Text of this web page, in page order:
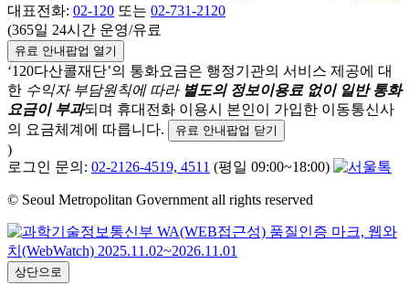
대표전화: 02-120 또는 02-731-2120
(365일 24시간 운영/유료
유료 안내팝업 열기
‘120다산콜재단’의 통화요금은 행정기관의 서비스 제공에 대
한 수익자 부담원칙에 따라 별도의 정보이용료 없이 일반 통화
요금이 부과되며 휴대전화 이용시 본인이 가입한 이동통신사
의 요금체계에 따릅니다.
유료 안내팝업 닫기
)
로그인 문의: 02-2126-4519, 4511 (평일 09:00~18:00)
© Seoul Metropolitan Government all rights reserved
상단으로